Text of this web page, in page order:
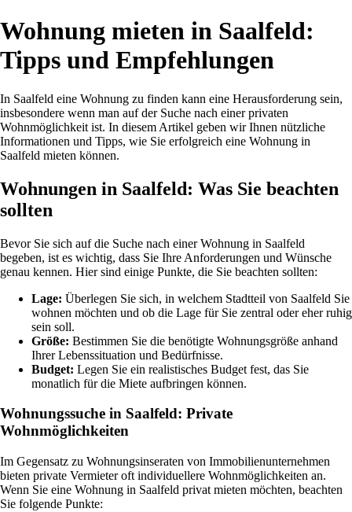
Wohnung mieten in Saalfeld:
Tipps und Empfehlungen
In Saalfeld eine Wohnung zu finden kann eine Herausforderung sein,
insbesondere wenn man auf der Suche nach einer privaten
Wohnmöglichkeit ist. In diesem Artikel geben wir Ihnen nützliche
Informationen und Tipps, wie Sie erfolgreich eine Wohnung in
Saalfeld mieten können.
Wohnungen in Saalfeld: Was Sie beachten
sollten
Bevor Sie sich auf die Suche nach einer Wohnung in Saalfeld
begeben, ist es wichtig, dass Sie Ihre Anforderungen und Wünsche
genau kennen. Hier sind einige Punkte, die Sie beachten sollten:
Lage: Überlegen Sie sich, in welchem Stadtteil von Saalfeld Sie
wohnen möchten und ob die Lage für Sie zentral oder eher ruhig
sein soll.
Größe: Bestimmen Sie die benötigte Wohnungsgröße anhand
Ihrer Lebenssituation und Bedürfnisse.
Budget: Legen Sie ein realistisches Budget fest, das Sie
monatlich für die Miete aufbringen können.
Wohnungssuche in Saalfeld: Private
Wohnmöglichkeiten
Im Gegensatz zu Wohnungsinseraten von Immobilienunternehmen
bieten private Vermieter oft individuellere Wohnmöglichkeiten an.
Wenn Sie eine Wohnung in Saalfeld privat mieten möchten, beachten
Sie folgende Punkte: